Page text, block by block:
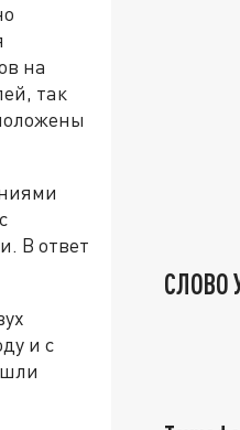
на
так
В ответ
и с
СЛОВО